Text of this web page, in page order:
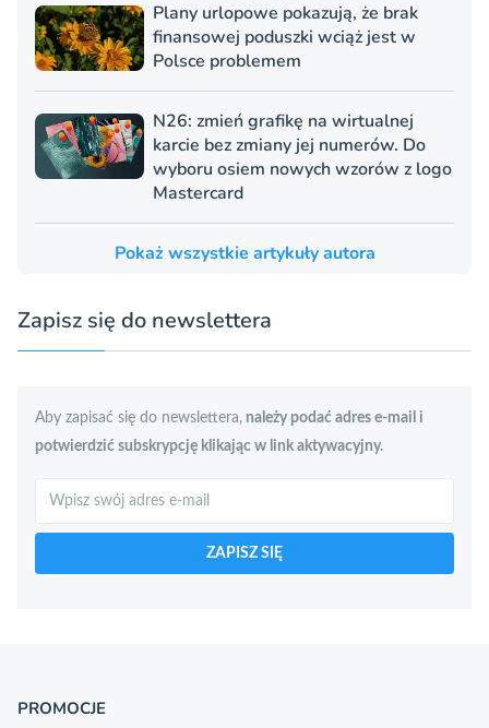
Plany urlopowe pokazują, że brak
finansowej poduszki wciąż jest w
Polsce problemem
N26: zmień grafikę na wirtualnej
karcie bez zmiany jej numerów. Do
wyboru osiem nowych wzorów z logo
Mastercard
Pokaż wszystkie artykuły autora
Zapisz się do newslettera
Aby zapisać się do newslettera, należy podać adres e-mail i
potwierdzić subskrypcję klikając w link aktywacyjny.
Szukaj
ZAPISZ SIĘ
PROMOCJE